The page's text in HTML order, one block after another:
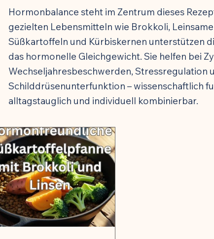
Hormonbalance steht im Zentrum dieses
gezielten Lebensmitteln wie Brokkoli,
Süßkartoffeln und Kürbiskernen unterstützen
das hormonelle Gleichgewicht. Sie helfen bei
Wechseljahresbeschwerden, Stressregulation
Schilddrüsenunterfunktion – wissenschaftlich
alltagstauglich und individuell kombinierbar.